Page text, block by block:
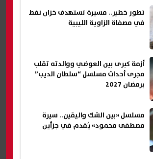
تطور خطير.. مسيرة تستهدف خزان نفط
في مصفاة الزاوية الليبية
أزمة كبرى بين العوضي ووالدته تقلب
مجرى أحداث مسلسل “سلطان الديب”
برمضان 2027
مسلسل «بين الشك واليقين.. سيرة
مصطفى محمود» يُقدم في جزأين